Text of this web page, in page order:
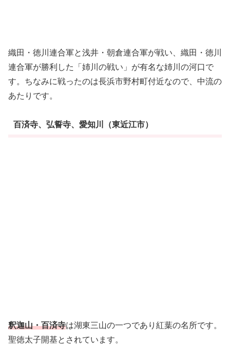
織田・徳川連合軍と浅井・朝倉連合軍が戦い、織田・徳川
連合軍が勝利した「姉川の戦い」が有名な姉川の河口で
す。ちなみに戦ったのは長浜市野村町付近なので、中流の
あたりです。
百済寺、弘誓寺、愛知川（東近江市）
釈迦山・百済寺は湖東三山の一つであり紅葉の名所です。
聖徳太子開基とされています。